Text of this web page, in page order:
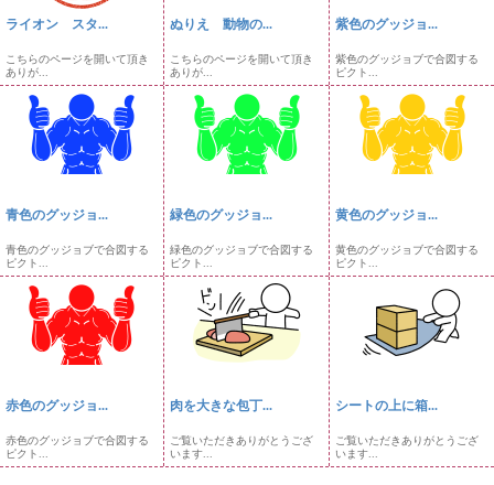
ライオン スタ...
こちらのページを開いて頂き
ありが...
ぬりえ 動物の...
こちらのページを開いて頂き
ありが...
紫色のグッジョ...
紫色のグッジョブで合図する
ピクト...
青色のグッジョ...
青色のグッジョブで合図する
ピクト...
緑色のグッジョ...
緑色のグッジョブで合図する
ピクト...
黄色のグッジョ...
黄色のグッジョブで合図する
ピクト...
赤色のグッジョ...
赤色のグッジョブで合図する
ピクト...
肉を大きな包丁...
ご覧いただきありがとうござ
います...
シートの上に箱...
ご覧いただきありがとうござ
います...